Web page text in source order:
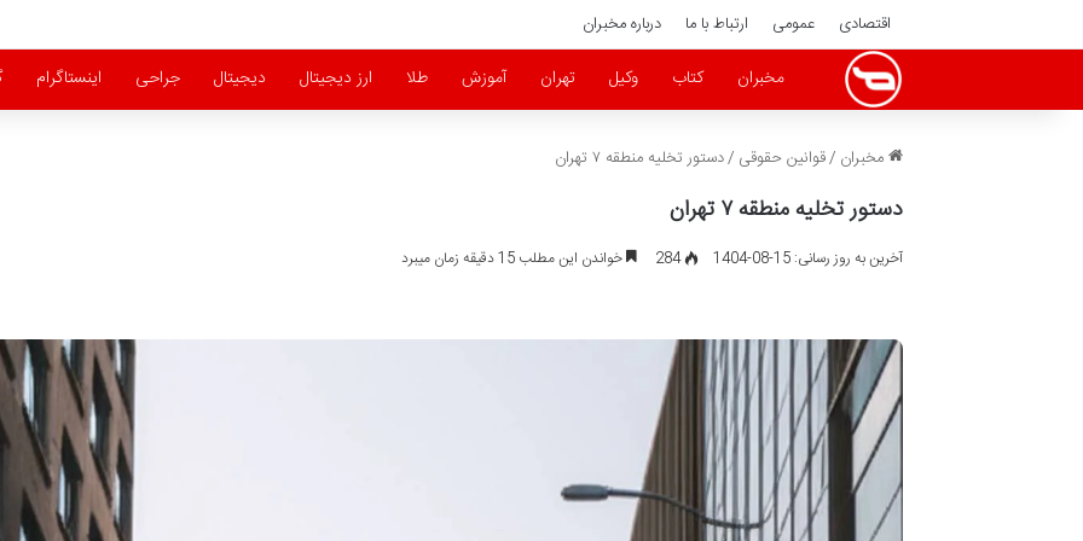
اقتصادی عمومی ارتباط با ما درباره مخبران
مخبران کتاب وکیل تهران آموزش طلا ارز دیجیتال دیجیتال جراحی اینستاگرام
مخبران /قوانین حقوقی /دستور تخلیه منطقه ۷ تهران
دستور تخلیه منطقه ۷ تهران
آخرین به روز رسانی: 15-08-1404 284 خواندن این مطلب 15 دقیقه زمان میبرد